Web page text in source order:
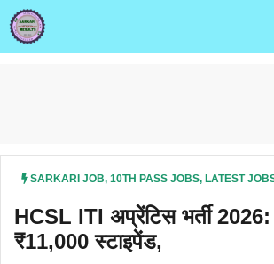
Skip
to
content
SARKARI JOB, 10TH PASS JOBS, LATEST
HCSL ITI अप्रेंटिस भर्ती
₹11,000 स्टाइपेंड,